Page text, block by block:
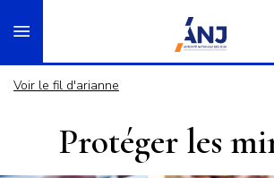
au
accueil
Voir le fil d'arianne
Protéger les